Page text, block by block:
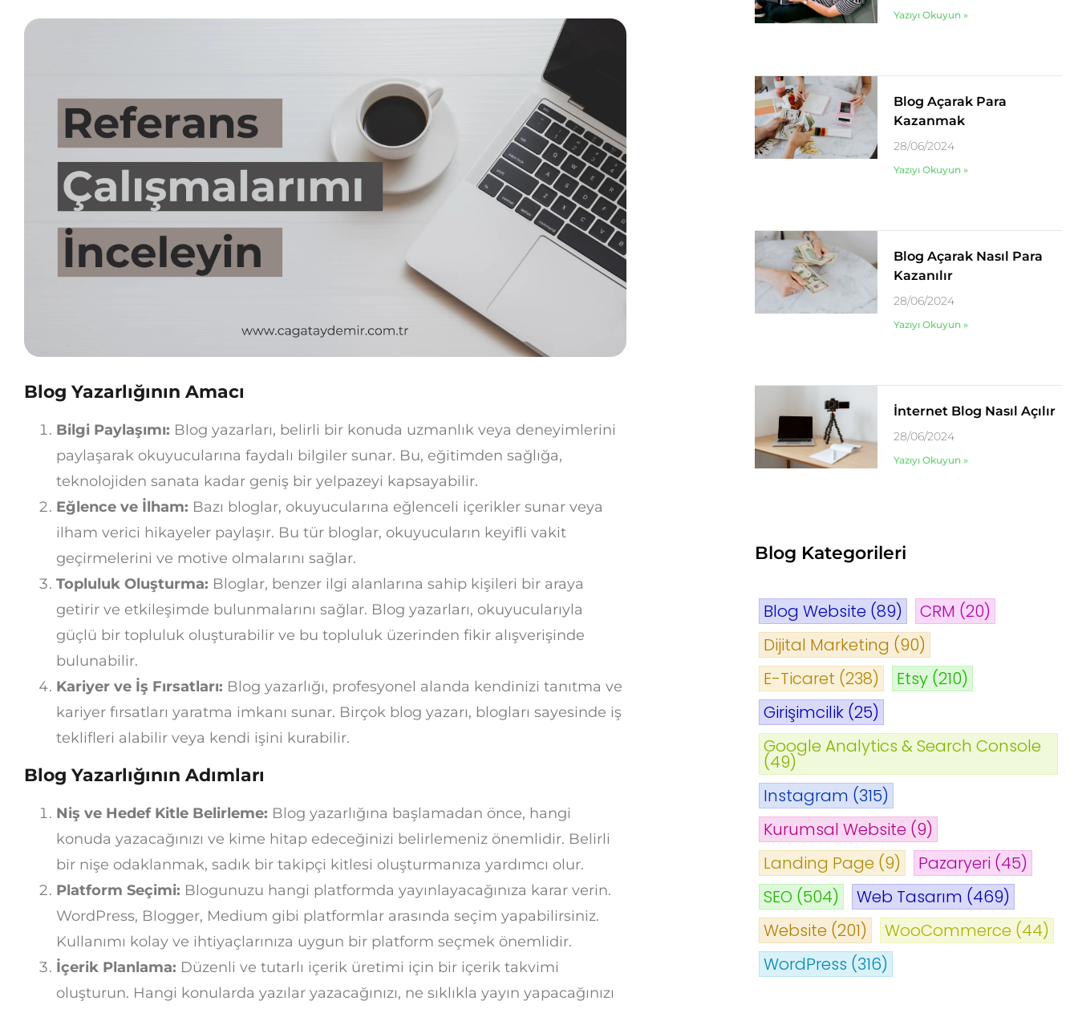
Blog Yazarlığının Amacı
Bilgi Paylaşımı: Blog yazarları, belirli bir konuda uzmanlık veya deneyimlerini
paylaşarak okuyucularına faydalı bilgiler sunar. Bu, eğitimden sağlığa,
teknolojiden sanata kadar geniş bir yelpazeyi kapsayabilir.
Eğlence ve İlham: Bazı bloglar, okuyucularına eğlenceli içerikler sunar veya
ilham verici hikayeler paylaşır. Bu tür bloglar, okuyucuların keyifli vakit
geçirmelerini ve motive olmalarını sağlar.
Topluluk Oluşturma: Bloglar, benzer ilgi alanlarına sahip kişileri bir araya
getirir ve etkileşimde bulunmalarını sağlar. Blog yazarları, okuyucularıyla
güçlü bir topluluk oluşturabilir ve bu topluluk üzerinden fikir alışverişinde
bulunabilir.
Kariyer ve İş Fırsatları: Blog yazarlığı, profesyonel alanda kendinizi tanıtma ve
kariyer fırsatları yaratma imkanı sunar. Birçok blog yazarı, blogları sayesinde iş
teklifleri alabilir veya kendi işini kurabilir.
Blog Yazarlığının Adımları
Niş ve Hedef Kitle Belirleme: Blog yazarlığına başlamadan önce, hangi
konuda yazacağınızı ve kime hitap edeceğinizi belirlemeniz önemlidir. Belirli
bir nişe odaklanmak, sadık bir takipçi kitlesi oluşturmanıza yardımcı olur.
Platform Seçimi: Blogunuzu hangi platformda yayınlayacağınıza karar verin.
WordPress, Blogger, Medium gibi platformlar arasında seçim yapabilirsiniz.
Kullanımı kolay ve ihtiyaçlarınıza uygun bir platform seçmek önemlidir.
İçerik Planlama: Düzenli ve tutarlı içerik üretimi için bir içerik takvimi
oluşturun. Hangi konularda yazılar yazacağınızı, ne sıklıkla yayın yapacağınızı
Yazıyı Okuyun »
Blog Açarak Para
Kazanmak
28/06/2024
Yazıyı Okuyun »
Blog Açarak Nasıl Para
Kazanılır
28/06/2024
Yazıyı Okuyun »
İnternet Blog Nasıl Açılır
28/06/2024
Yazıyı Okuyun »
Blog Kategorileri
Blog Website (89) CRM (20)
Dijital Marketing (90)
E-Ticaret (238) Etsy (210)
Girişimcilik (25)
Google Analytics & Search Console
(49)
Instagram (315)
Kurumsal Website (9)
Landing Page (9) Pazaryeri (45)
SEO (504) Web Tasarım (469)
Website (201) WooCommerce (44)
WordPress (316)